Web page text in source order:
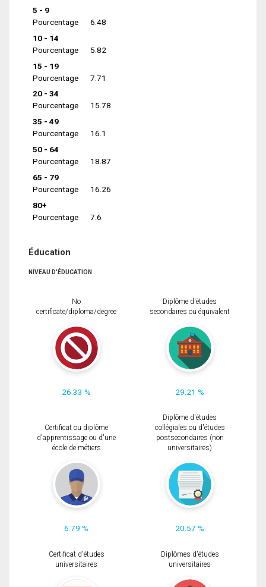
5 - 9
Pourcentage
6.48
10 - 14
Pourcentage
5.82
15 - 19
Pourcentage
7.71
20 - 34
Pourcentage
15.78
35 - 49
Pourcentage
16.1
50 - 64
Pourcentage
18.87
65 - 79
Pourcentage
16.26
80+
Pourcentage
7.6
Éducation
NIVEAU D'ÉDUCATION
No
certificate/diploma/degree
26.33 %
Diplôme d'études
secondaires ou équivalent
29.21 %
Certificat ou diplôme
d'apprentissage ou d'une
école de métiers
6.79 %
Diplôme d'études
collégiales ou d'études
postsecondaires (non
universitaires)
20.57 %
Certificat d'études
universitaires
Diplômes d'études
universitaires